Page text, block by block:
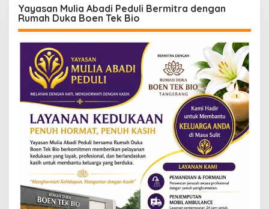
Yayasan Mulia Abadi Peduli Bermitra dengan
Rumah Duka Boen Tek Bio